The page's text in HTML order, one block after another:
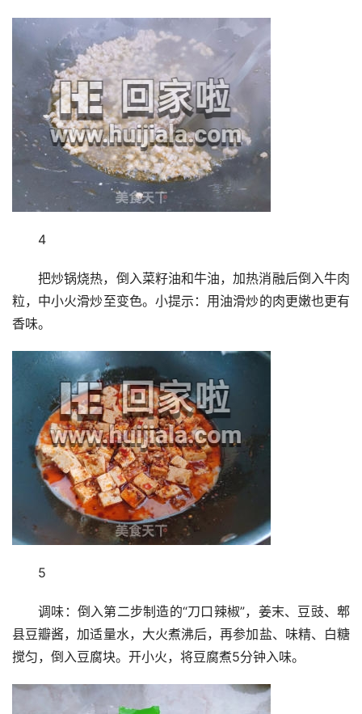
4
把炒锅烧热，倒入菜籽油和牛油，加热消融后倒入牛肉
粒，中小火滑炒至变色。小提示：用油滑炒的肉更嫩也更有
香味。
5
调味：倒入第二步制造的“刀口辣椒”，姜末、豆豉、郫
县豆瓣酱，加适量水，大火煮沸后，再参加盐、味精、白糖
搅匀，倒入豆腐块。开小火，将豆腐煮5分钟入味。